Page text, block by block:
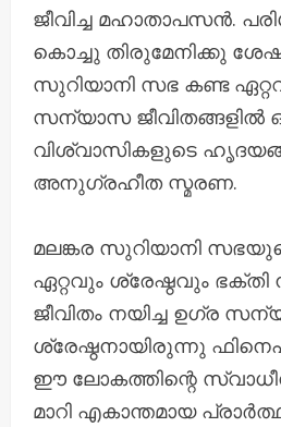
ജീവിച്ച മഹാതാപസൻ.
കൊച്ചു തിരുമേനിക്കു
സുറിയാനി സഭ കണ്ട
സന്യാസ ജീവിതങ്ങളിൽ
വിശ്വാസികളുടെ
അനുഗ്രഹീത സ്മരണ.
മലങ്കര സുറിയാനി
ഏറ്റവും ശ്രേഷ്ഠവും ഭക്തി
ജീവിതം നയിച്ച ഉഗ്ര
ശ്രേഷ്ഠനായിരുന്നു
ഈ ലോകത്തിന്റെ
മാറി എകാന്തമായ